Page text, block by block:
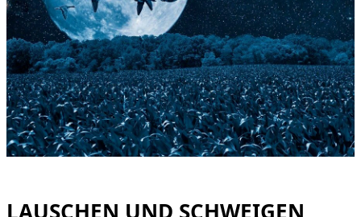
About
Fotos
Kalender
Publikationen
Notizen
LAUSCHEN UND SCHWEIGEN